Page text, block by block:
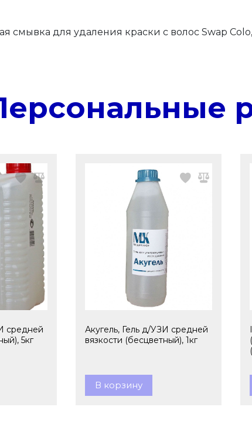
смывка для удаления краски с волос Swap
средней
5кг
Акугель, Гель д/УЗИ средней
вязкости (бесцветный), 1кг
В корзину